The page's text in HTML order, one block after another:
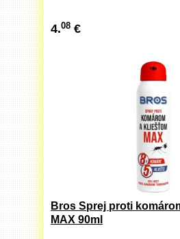
4.08 €
Bros Sprej proti
MAX 90ml